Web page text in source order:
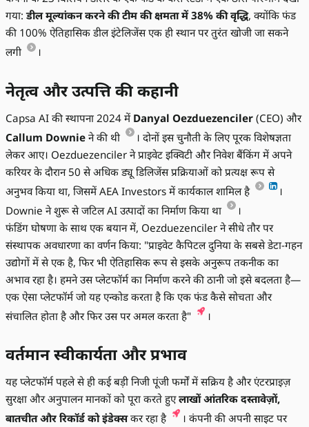
गया:डील मूल्यांकन करने की टीम की क्षमता में 38% की वृद्धि, क्योंकि फंड
की 100% ऐतिहासिक डील इंटेलिजेंस एक ही स्थान पर तुरंत खोजी जा सकने
लगी
।
नेतृत्व और उत्पत्ति की कहानी
Capsa AI की स्थापना 2024 में Danyal Oezduezenciler (CEO) और
Callum Downie ने की थी
। दोनों इस चुनौती के लिए पूरक विशेषज्ञता
लेकर आए। Oezduezenciler ने प्राइवेट इक्विटी और निवेश बैंकिंग में अपने
करियर के दौरान 50 से अधिक ड्यू डिलिजेंस प्रक्रियाओं को प्रत्यक्ष रूप से
अनुभव किया था, जिसमें AEA Investors में कार्यकाल शामिल है
।
Downie ने शुरू से जटिल AI उत्पादों का निर्माण किया था
।
फंडिंग घोषणा के साथ एक बयान में, Oezduezenciler ने सीधे तौर पर
संस्थापक अवधारणा का वर्णन किया: "प्राइवेट कैपिटल दुनिया के सबसे डेटा-गहन
उद्योगों में से एक है, फिर भी ऐतिहासिक रूप से इसके अनुरूप तकनीक का
अभाव रहा है। हमने उस प्लेटफॉर्म का निर्माण करने की ठानी जो इसे बदलता है—
एक ऐसा प्लेटफॉर्म जो यह एन्कोड करता है कि एक फंड कैसे सोचता और
संचालित होता है और फिर उस पर अमल करता है"
।
वर्तमान स्वीकार्यता और प्रभाव
यह प्लेटफॉर्म पहले से ही कई बड़ी निजी पूंजी फर्मों में सक्रिय है और एंटरप्राइज़
सुरक्षा और अनुपालन मानकों को पूरा करते हुएलाखों आंतरिक दस्तावेज़ों,
बातचीत और रिकॉर्ड को इंडेक्सकर रहा है
। कंपनी की अपनी साइट पर